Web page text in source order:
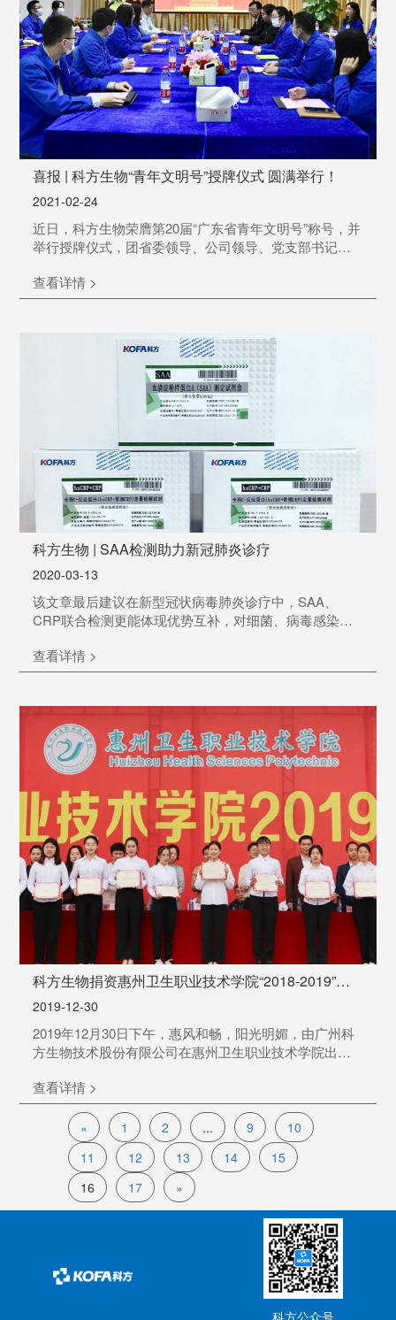
喜报 | 科方生物“青年文明号”授牌仪式 圆满举行！
2021-02-24
近日，科方生物荣膺第20届“广东省青年文明号”称号，并
举行授牌仪式，团省委领导、公司领导、党支部书记、
查看详情 >
科方生物 | SAA检测助力新冠肺炎诊疗
2020-03-13
该文章最后建议在新型冠状病毒肺炎诊疗中，SAA、
CRP联合检测更能体现优势互补，对细菌、病毒感染的
变化对新冠患者的预后判断有着重要意义。
查看详情 >
科方生物捐资惠州卫生职业技术学院“2018-2019”年
2019-12-30
2019年12月30日下午，惠风和畅，阳光明媚，由广州科
方生物技术股份有限公司在惠州卫生职业技术学院出资
查看详情 >
« 1 2 ... 9
10
11
12 13 14
15
16
17 »
科方公众号